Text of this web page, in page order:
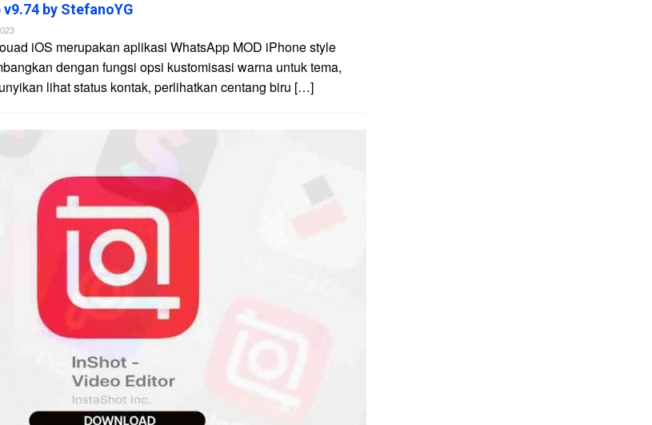
by StefanoYG
iOS merupakan aplikasi WhatsApp MOD iPhone style
dengan fungsi opsi kustomisasi warna untuk tema,
lihat status kontak, perlihatkan centang biru […]